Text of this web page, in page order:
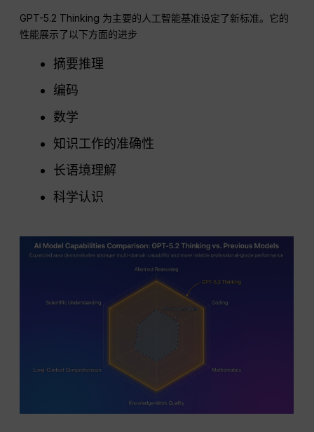
GPT-5.2 Thinking 为主要的人工智能基准设定了新标准。它的
性能展示了以下方面的进步
摘要推理
编码
数学
知识工作的准确性
长语境理解
科学认识